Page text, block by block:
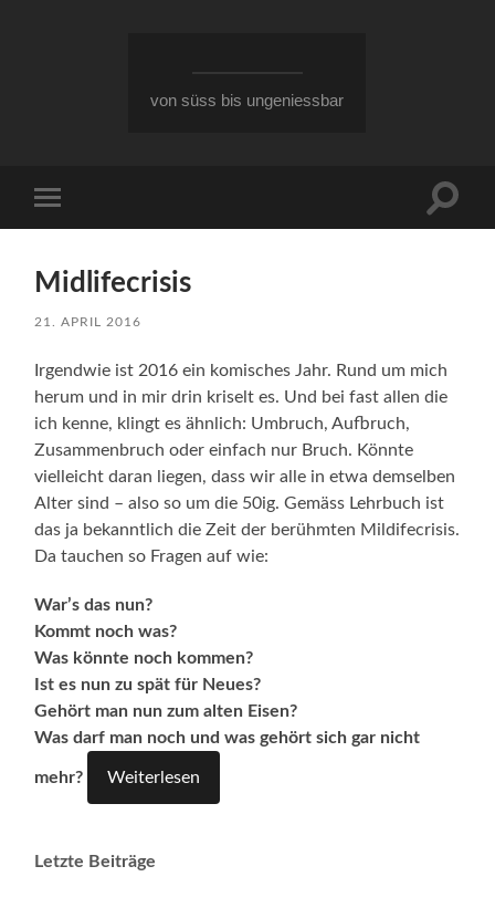
von süss bis ungeniessbar
Menü
Midlifecrisis
21. APRIL 2016
Irgendwie ist 2016 ein komisches Jahr. Rund um mich
herum und in mir drin kriselt es. Und bei fast allen die
ich kenne, klingt es ähnlich: Umbruch, Aufbruch,
Zusammenbruch oder einfach nur Bruch. Könnte
vielleicht daran liegen, dass wir alle in etwa demselben
Alter sind – also so um die 50ig. Gemäss Lehrbuch ist
das ja bekanntlich die Zeit der berühmten Mildifecrisis.
Da tauchen so Fragen auf wie:
War’s das nun?
Kommt noch was?
Was könnte noch kommen?
Ist es nun zu spät für Neues?
Gehört man nun zum alten Eisen?
Was darf man noch und was gehört sich gar nicht
mehr? Weiterlesen
Letzte Beiträge